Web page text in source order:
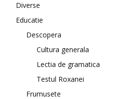
Diverse
Educatie
Descopera
Cultura generala
Lectia de gramatica
Testul Roxanei
Frumusete